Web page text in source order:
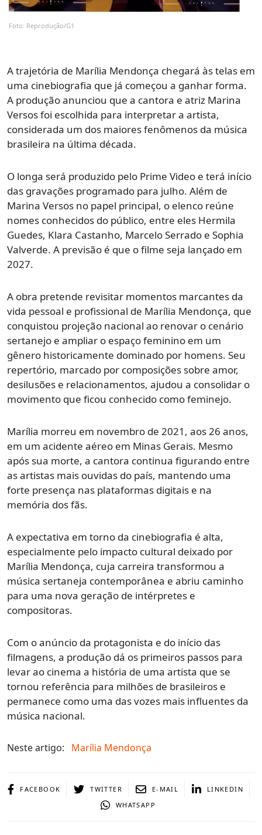
Foto: Reprodução/G1
A trajetória de Marília Mendonça chegará às telas em
uma cinebiografia que já começou a ganhar forma.
A produção anunciou que a cantora e atriz Marina
Versos foi escolhida para interpretar a artista,
considerada um dos maiores fenômenos da música
brasileira na última década.
O longa será produzido pelo Prime Video e terá início
das gravações programado para julho. Além de
Marina Versos no papel principal, o elenco reúne
nomes conhecidos do público, entre eles Hermila
Guedes, Klara Castanho, Marcelo Serrado e Sophia
Valverde. A previsão é que o filme seja lançado em
2027.
A obra pretende revisitar momentos marcantes da
vida pessoal e profissional de Marília Mendonça, que
conquistou projeção nacional ao renovar o cenário
sertanejo e ampliar o espaço feminino em um
gênero historicamente dominado por homens. Seu
repertório, marcado por composições sobre amor,
desilusões e relacionamentos, ajudou a consolidar o
movimento que ficou conhecido como feminejo.
Marília morreu em novembro de 2021, aos 26 anos,
em um acidente aéreo em Minas Gerais. Mesmo
após sua morte, a cantora continua figurando entre
as artistas mais ouvidas do país, mantendo uma
forte presença nas plataformas digitais e na
memória dos fãs.
A expectativa em torno da cinebiografia é alta,
especialmente pelo impacto cultural deixado por
Marília Mendonça, cuja carreira transformou a
música sertaneja contemporânea e abriu caminho
para uma nova geração de intérpretes e
compositoras.
Com o anúncio da protagonista e do início das
filmagens, a produção dá os primeiros passos para
levar ao cinema a história de uma artista que se
tornou referência para milhões de brasileiros e
permanece como uma das vozes mais influentes da
música nacional.
Neste artigo: Marília Mendonça
FACEBOOK TWITTER E-MAIL
LINKEDIN
WHATSAPP